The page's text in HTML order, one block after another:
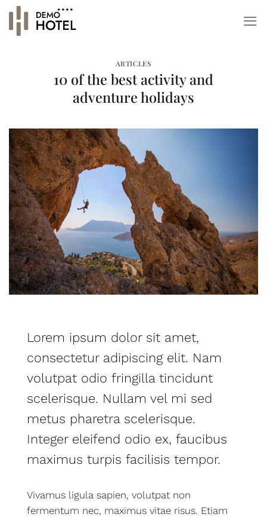
Skip
content
ARTICLES
10 of the best activity and
adventure holidays
Lorem ipsum dolor sit amet,
consectetur adipiscing elit. Nam
volutpat odio fringilla tincidunt
scelerisque. Nullam vel mi sed
metus pharetra scelerisque.
Integer eleifend odio ex, faucibus
maximus turpis facilisis tempor.
Vivamus ligula sapien, volutpat non
fermentum nec, maximus vitae risus. Etiam